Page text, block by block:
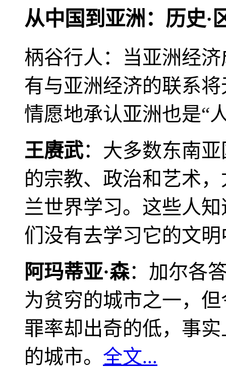
从中国到亚洲：历史·
柄谷行人：当亚洲经
有与亚洲经济的联系
情愿地承认亚洲也是“
王赓武：大多数东南
的宗教、政治和艺术
兰世界学习。这些人
们没有去学习它的文
阿玛蒂亚·森：加尔各
为贫穷的城市之一，
罪率却出奇的低，事
的城市。 全文...